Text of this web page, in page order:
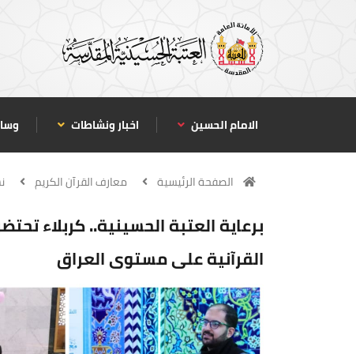
الامام الحسين اخبار ونشاطات
الصفحة الرئيسية معارف القرآن الكريم
برعاية العتبة الحسينية.. كربلاء
القرآنية على مستوى العراق